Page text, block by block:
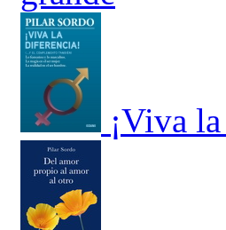
¡Viva